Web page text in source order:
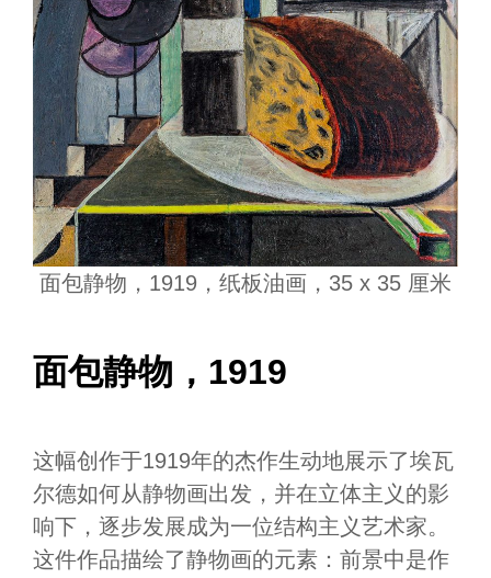
面包静物，1919，纸板油画，35 x 35 厘米
面包静物，1919
这幅创作于1919年的杰作生动地展示了埃瓦
尔德如何从静物画出发，并在立体主义的影
响下，逐步发展成为一位结构主义艺术家。
这件作品描绘了静物画的元素：前景中是作